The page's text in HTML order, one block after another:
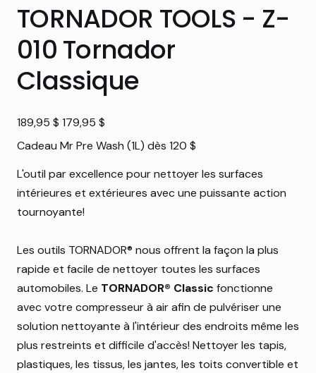
TORNADOR TOOLS - Z-
010 Tornador
Classique
Prix
d’origine
189,95 $ Prix
promotionnel
179,95 $
Cadeau Mr Pre Wash (1L) dès 120 $
L'outil par excellence pour nettoyer les surfaces
intérieures et extérieures avec une puissante action
tournoyante!
Les outils TORNADOR® nous offrent la façon la plus
rapide et facile de nettoyer toutes les surfaces
automobiles. Le TORNADOR® Classic fonctionne
avec votre compresseur à air afin de pulvériser une
solution nettoyante à l'intérieur des endroits même les
plus restreints et difficile d'accès! Nettoyer les tapis,
plastiques, les tissus, les jantes, les toits convertible et